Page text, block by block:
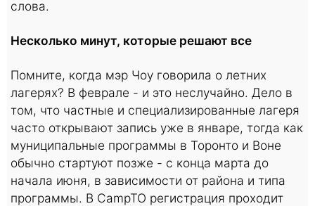
слова.
Несколько минут, которые решают все
Помните, когда мэр Чоу говорила о летних
лагерях? В феврале - и это неслучайно. Дело в
том, что частные и специализированные лагеря
часто открывают запись уже в январе, тогда как
муниципальные программы в Торонто и Воне
обычно стартуют позже - с конца марта до
начала июня, в зависимости от района и типа
программы. В CampTO регистрация проходит